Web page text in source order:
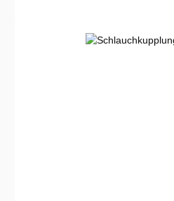
Bildergalerie überspringen